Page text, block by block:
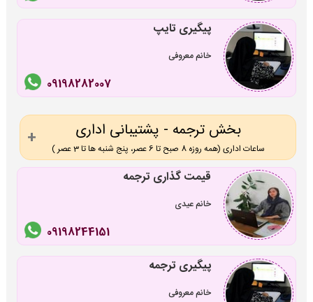
پیگیری تایپ
خانم معروفی
09198282007
بخش ترجمه - پشتیبانی اداری
ساعات اداری (همه روزه 8 صبح تا 6 عصر، پنج شنبه ها تا 3 عصر )
قیمت گذاری ترجمه
خانم عیدی
09198244151
پیگیری ترجمه
خانم معروفی